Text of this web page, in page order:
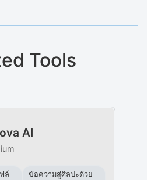
Tools
AI
ล์
ข้อความสู่ศิลปะด้วย